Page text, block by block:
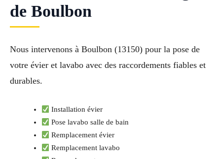
de Boulbon
Nous intervenons à Boulbon (13150) pour la pose de
votre évier et lavabo avec des raccordements fiables et
durables.
Installation évier
Pose lavabo salle de bain
Remplacement évier
Remplacement lavabo